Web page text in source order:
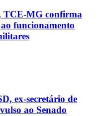
TCE-MG confirma
funcionamento
ex-secretário de
ao Senado